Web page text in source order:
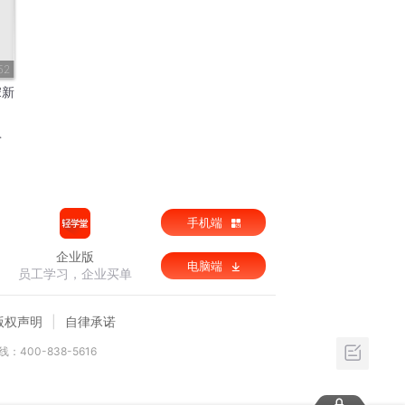
企业版
员工学习，企业买单
手机端
电脑端
权声明 自律承诺
：400-838-5616